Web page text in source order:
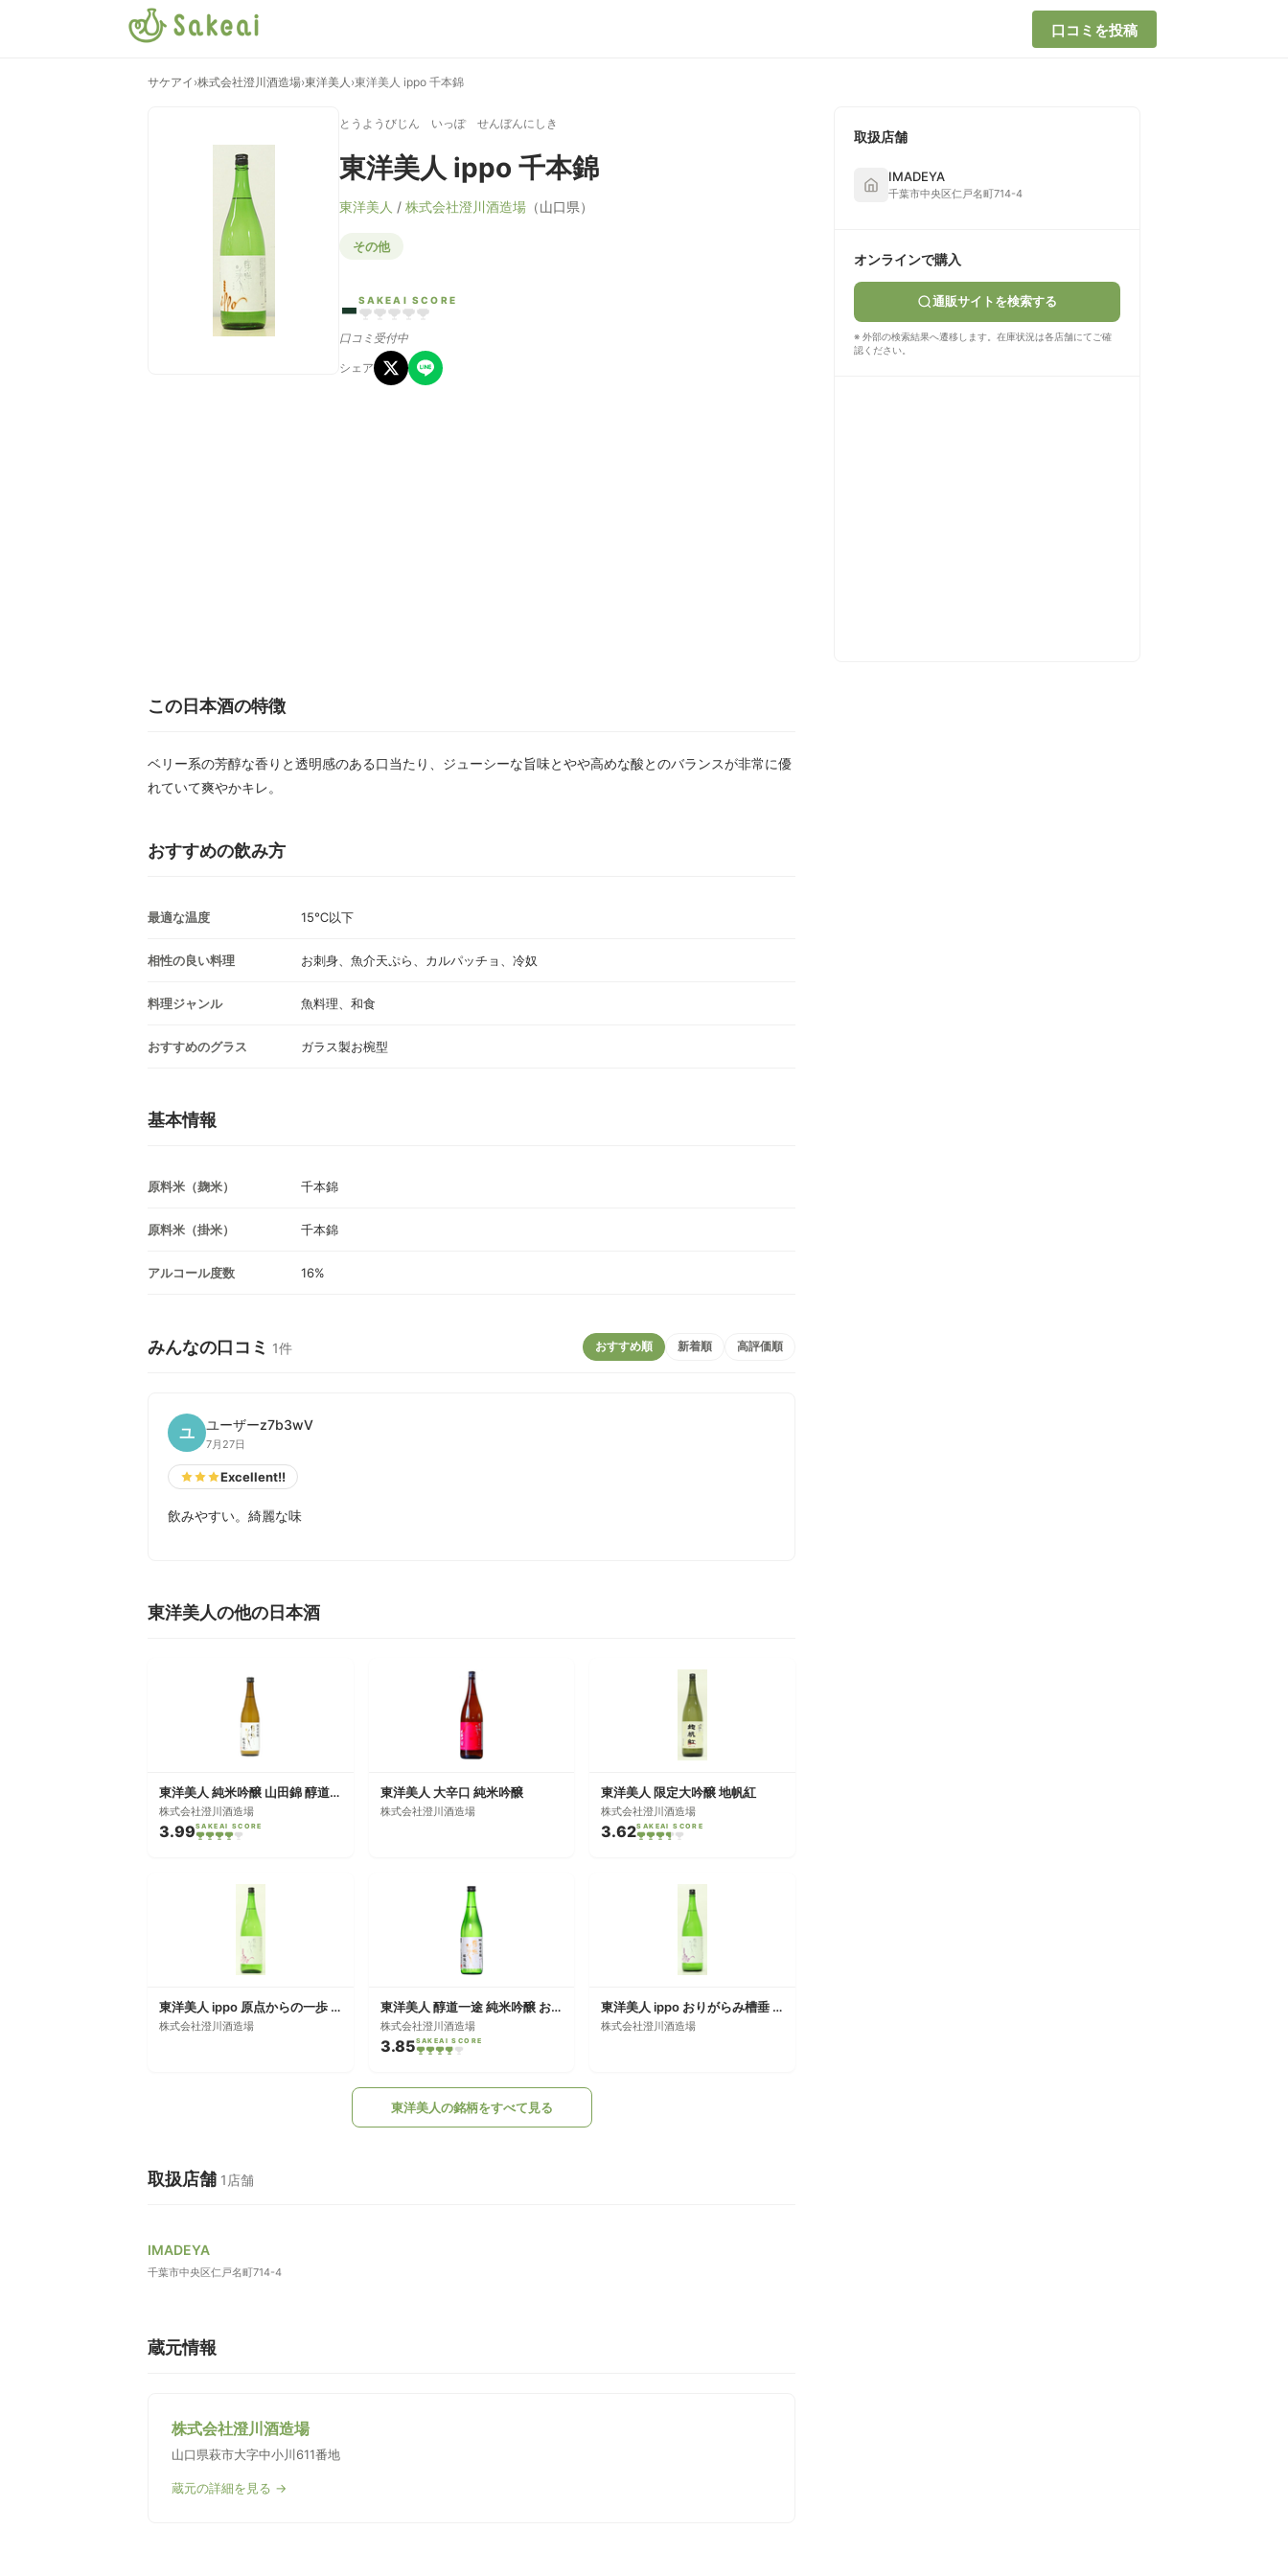
口コミを投稿
サケアイ ›株式会社澄川酒造場›東洋美人 ›東洋美人 ippo 千本錦
とうようびじん いっぽ せんぼんにしき
東洋美人 ippo 千本錦
東洋美人 / 株式会社澄川酒造場 （山口県）
その他
-SAKEAI SCORE
口コミ受付中
シェア
取扱店舗
IMADEYA
千葉市中央区仁戸名町714-4
オンラインで購入
通販サイトを検索する
※ 外部の検索結果へ遷移します。在庫状況は各店舗にてご確
認ください。
この日本酒の特徴
ベリー系の芳醇な香りと透明感のある口当たり、ジューシーな旨味とやや高めな酸とのバランスが非常に優
れていて爽やかキレ。
おすすめの飲み方
最適な温度 15℃以下
相性の良い料理 お刺身、魚介天ぷら、カルパッチョ、冷奴
料理ジャンル 魚料理、和食
おすすめのグラス ガラス製お椀型
基本情報
原料米（麹米） 千本錦
原料米（掛米） 千本錦
アルコール度数 16%
みんなの口コミ 1件 おすすめ順 新着順 高評価順
ユ ユーザーz7b3wV
7月27日
Excellent!!
飲みやすい。綺麗な味
東洋美人の他の日本酒
東洋美人 純米吟醸 山田錦 醇道一途
株式会社澄川酒造場
3.99SAKEAI SCORE
東洋美人 大辛口 純米吟醸
株式会社澄川酒造場
東洋美人 限定大吟醸 地帆紅
株式会社澄川酒造場
3.62SAKEAI SCORE
東洋美人 ippo 原点からの一歩 愛山
株式会社澄川酒造場
東洋美人 醇道一途 純米吟醸 おりがら生
株式会社澄川酒造場
3.85SAKEAI SCORE
東洋美人 ippo おりがらみ槽垂 生
株式会社澄川酒造場
東洋美人の銘柄をすべて見る
取扱店舗 1店舗
IMADEYA
千葉市中央区仁戸名町714-4
蔵元情報
株式会社澄川酒造場
山口県萩市大字中小川611番地
蔵元の詳細を見る →